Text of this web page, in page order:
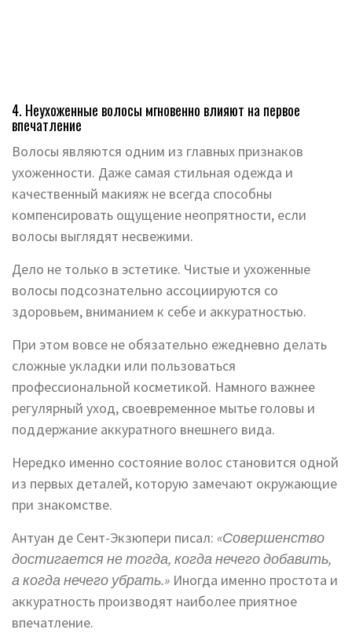
4. Неухоженные волосы мгновенно влияют на первое
впечатление
Волосы являются одним из главных признаков
ухоженности. Даже самая стильная одежда и
качественный макияж не всегда способны
компенсировать ощущение неопрятности, если
волосы выглядят несвежими.
Дело не только в эстетике. Чистые и ухоженные
волосы подсознательно ассоциируются со
здоровьем, вниманием к себе и аккуратностью.
При этом вовсе не обязательно ежедневно делать
сложные укладки или пользоваться
профессиональной косметикой. Намного важнее
регулярный уход, своевременное мытье головы и
поддержание аккуратного внешнего вида.
Нередко именно состояние волос становится одной
из первых деталей, которую замечают окружающие
при знакомстве.
Антуан де Сент-Экзюпери писал: «Совершенство
достигается не тогда, когда нечего добавить,
а когда нечего убрать.» Иногда именно простота и
аккуратность производят наиболее приятное
впечатление.